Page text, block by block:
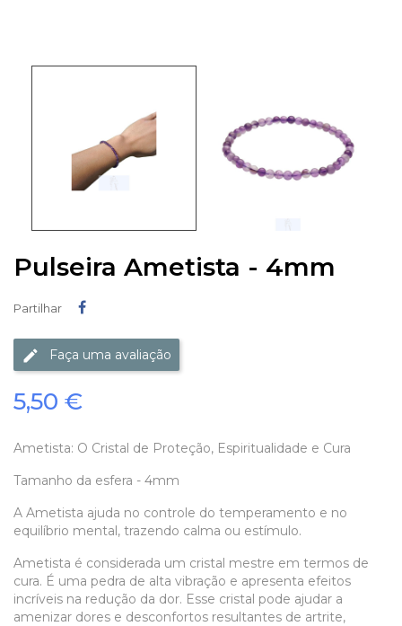
Pulseira Ametista - 4mm
Partilhar
Faça uma avaliação
5,50 €
Ametista: O Cristal de Proteção, Espiritualidade e Cura
Tamanho da esfera - 4mm
A Ametista ajuda no controle do temperamento e no
equilíbrio mental, trazendo calma ou estímulo.
Ametista é considerada um cristal mestre em termos de
cura. É uma pedra de alta vibração e apresenta efeitos
incríveis na redução da dor. Esse cristal pode ajudar a
amenizar dores e desconfortos resultantes de artrite,